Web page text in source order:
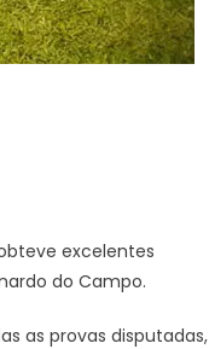
excelentes
do Campo.
as provas disputadas,